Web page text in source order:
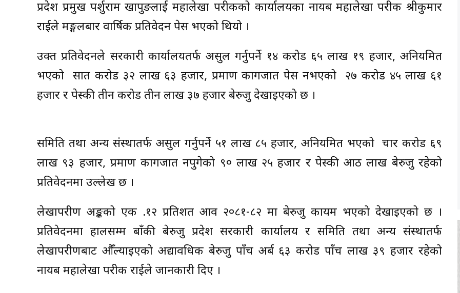
प्रदेश प्रमुख पर्शुराम खापुङलाई महालेखा परीक्षकको कार्यालयका नायब महालेखा परीक्षक श्रीकुमार
राईले मङ्गलबार वार्षिक प्रतिवेदन पेस भएको थियो ।
उक्त प्रतिवेदनले सरकारी कार्यालयतर्फ असुल गर्नुपर्ने १४ करोड ६५ लाख १९ हजार, अनियमित
भएको सात करोड ३२ लाख ६३ हजार, प्रमाण कागजात पेस नभएको २७ करोड ४५ लाख ६१
हजार र पेस्की तीन करोड तीन लाख ३७ हजार बेरुजु देखाइएको छ ।
समिति तथा अन्य संस्थातर्फ असुल गर्नुपर्ने ५१ लाख ८५ हजार, अनियमित भएको चार करोड ६९
लाख ९३ हजार, प्रमाण कागजात नपुगेको ९० लाख २५ हजार र पेस्की आठ लाख बेरुजु रहेको
प्रतिवेदनमा उल्लेख छ ।
लेखापरीक्षण अङ्कको एक .१२ प्रतिशत आव २०८१-८२ मा बेरुजु कायम भएको देखाइएको छ ।
प्रतिवेदनमा हालसम्म बाँकी बेरुजु प्रदेश सरकारी कार्यालय र समिति तथा अन्य संस्थातर्फ
लेखापरीक्षणबाट औँल्याइएको अद्यावधिक बेरुजु पाँच अर्ब ६३ करोड पाँच लाख ३९ हजार रहेको
नायब महालेखा परीक्षक राईले जानकारी दिए ।